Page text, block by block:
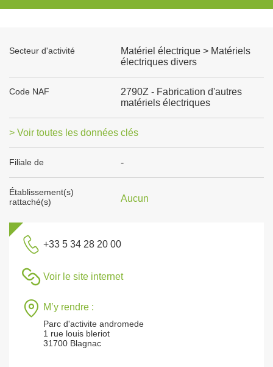
Secteur d'activité
Matériel électrique > Matériels
électriques divers
Code NAF
2790Z - Fabrication d'autres
matériels électriques
> Voir toutes les données clés
Filiale de -
Établissement(s)
rattaché(s)
Aucun
+33 5 34 28 20 00
Voir le site internet
M’y rendre :
Parc d'activite andromede
1 rue louis bleriot
31700 Blagnac